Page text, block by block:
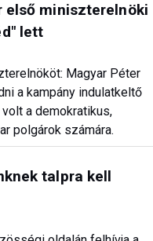
első miniszterelnöki
lett
Magyar Péter
a kampány indulatkeltő
a demokratikus,
polgárok számára.
talpra kell